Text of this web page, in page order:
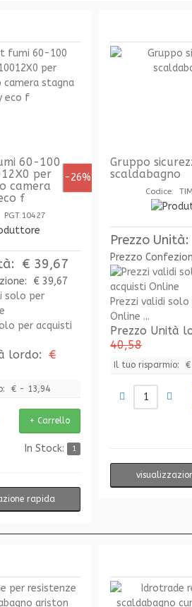
-26%
60-100
per
camera
f
€ 39,67
€ 39,67
per acquisti
lordo: €
€ - 13,94
In Stock: 1
rapida
Gruppo
scaldabagno
Codice:
Prezzo Unità:
Prezzo
Prezzi validi
Online ...
Prezzo Unità
40,58
Il tuo risparmio: